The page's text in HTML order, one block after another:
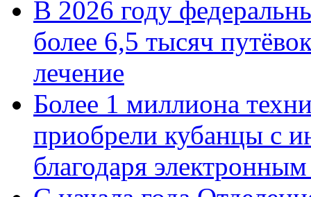
В 2026 году
более 6,5 тысяч
лечение
Более 1 миллиона
приобрели кубанцы с
благодаря